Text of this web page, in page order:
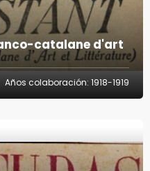
catalane d'art
Años colaboración: 1918-1919